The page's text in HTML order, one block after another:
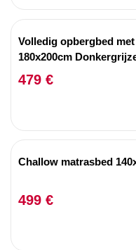
Volledig opbergbed
180x200cm
479 €
Challow matrasbed
499 €